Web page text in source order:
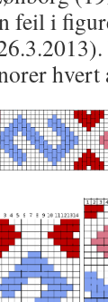
feil i
hvert